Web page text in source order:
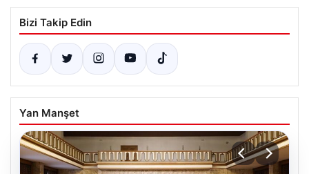
Bizi Takip Edin
Yan Manşet